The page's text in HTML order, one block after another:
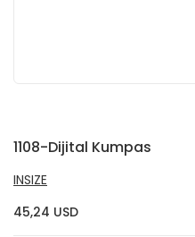
1108-Dijital Kumpas
INSIZE
45,24 USD